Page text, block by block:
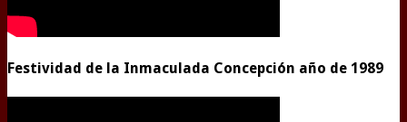
Festividad de la Inmaculada Concepción año de 1989